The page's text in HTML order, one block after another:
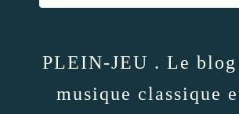
PLEIN-JEU . Le blog
musique classique